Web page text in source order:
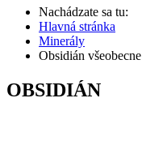
Nachádzate sa tu:
Hlavná stránka
Minerály
Obsidián všeobecne
OBSIDIÁN